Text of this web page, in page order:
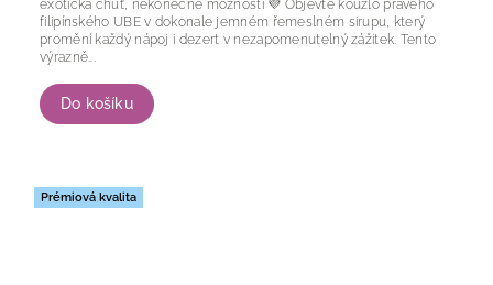
Do košíku
exotická chuť, nekonečné možnosti 💜 Objevte kouzlo pravého
filipínského UBE v dokonale jemném řemeslném sirupu, který
promění každý nápoj i dezert v nezapomenutelný zážitek. Tento
výrazně...
Prémiová kvalita